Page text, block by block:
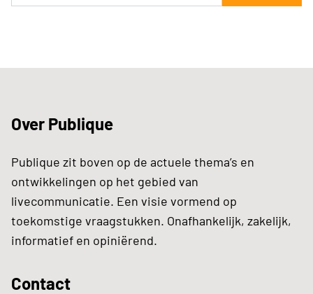
Over Publique
Publique zit boven op de actuele thema’s en
ontwikkelingen op het gebied van
livecommunicatie. Een visie vormend op
toekomstige vraagstukken. Onafhankelijk, zakelijk,
informatief en opiniërend.
Contact